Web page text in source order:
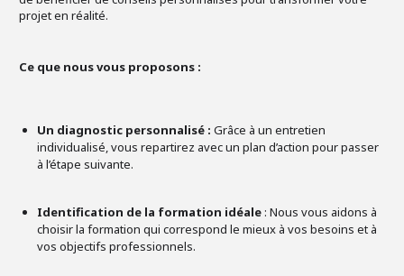
projet en réalité.
Ce que nous vous proposons :
Un diagnostic personnalisé : Grâce à un entretien
individualisé, vous repartirez avec un plan d’action pour passer
à l’étape suivante.
Identification de la formation idéale: Nous vous aidons à
choisir la formation qui correspond le mieux à vos besoins et à
vos objectifs professionnels.